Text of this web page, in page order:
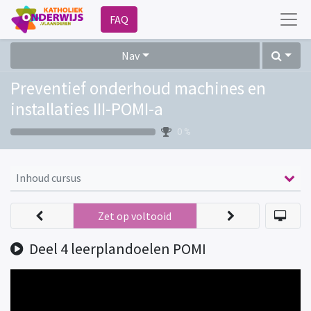
FAQ
Nav
Preventief onderhoud machines en
installaties III-POMI-a
0 %
Inhoud cursus
Deel 4 leerplandoelen POMI
Zet op voltooid